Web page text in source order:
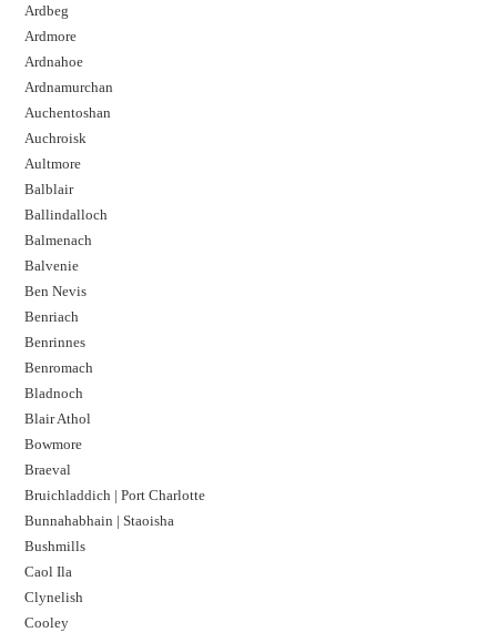
Ardbeg
Ardmore
Ardnahoe
Ardnamurchan
Auchentoshan
Auchroisk
Aultmore
Balblair
Ballindalloch
Balmenach
Balvenie
Ben Nevis
Benriach
Benrinnes
Benromach
Bladnoch
Blair Athol
Bowmore
Braeval
Bruichladdich | Port Charlotte
Bunnahabhain | Staoisha
Bushmills
Caol Ila
Clynelish
Cooley